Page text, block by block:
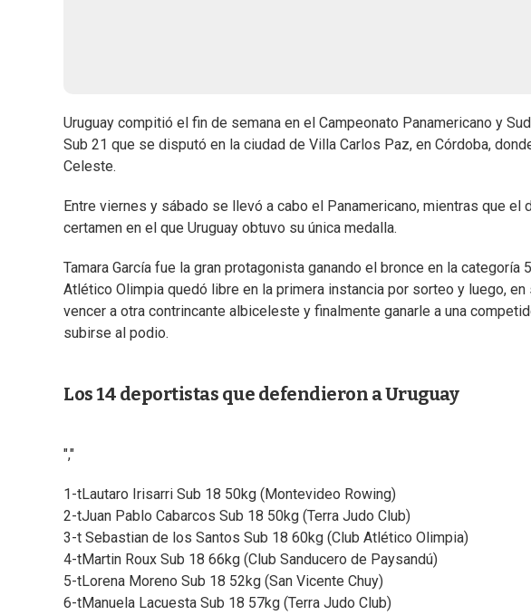
Uruguay compitió el fin de semana en el Campeonato Panamericano y
Sub 21 que se disputó en la ciudad de Villa Carlos Paz, en Córdoba,
Celeste.
Entre viernes y sábado se llevó a cabo el Panamericano, mientras que el
certamen en el que Uruguay obtuvo su única medalla.
Tamara García fue la gran protagonista ganando el bronce en la
Atlético Olimpia quedó libre en la primera instancia por sorteo y luego, en
vencer a otra contrincante albiceleste y finalmente ganarle a una
subirse al podio.
Los 14 deportistas que defendieron a Uruguay
","
1-tLautaro Irisarri Sub 18 50kg (Montevideo Rowing)
2-tJuan Pablo Cabarcos Sub 18 50kg (Terra Judo Club)
3-t Sebastian de los Santos Sub 18 60kg (Club Atlético Olimpia)
4-tMartin Roux Sub 18 66kg (Club Sanducero de Paysandú)
5-tLorena Moreno Sub 18 52kg (San Vicente Chuy)
6-tManuela Lacuesta Sub 18 57kg (Terra Judo Club)